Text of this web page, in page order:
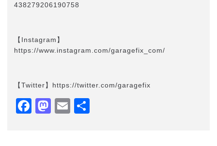
438279206190758
【Instagram】
https://www.instagram.com/garagefix_com/
【Twitter】https://twitter.com/garagefix
Facebook
Mastodon
Email